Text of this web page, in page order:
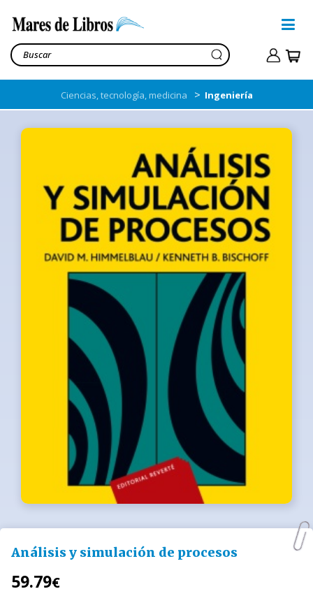
Ciencias, tecnología, medicina > Ingeniería
Análisis y simulación de procesos
59.79€